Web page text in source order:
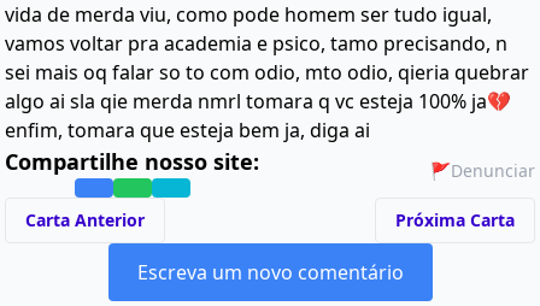
vida de merda viu, como pode homem ser tudo igual,
vamos voltar pra academia e psico, tamo precisando, n
sei mais oq falar so to com odio, mto odio, qieria quebrar
algo ai sla qie merda nmrl tomara q vc esteja 100% ja💔
enfim, tomara que esteja bem ja, diga ai
Compartilhe nosso site: 🚩Denunciar
Carta Anterior Próxima Carta
Escreva um novo comentário